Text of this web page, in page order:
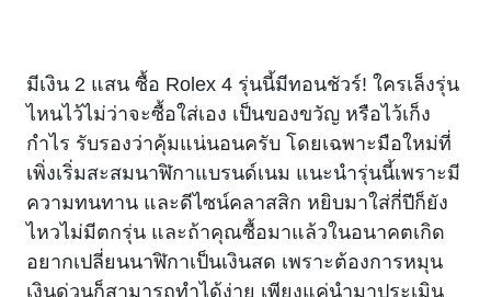
มีเงิน 2 แสน ซื้อ Rolex 4 รุ่นนี้มีทอนชัวร์! ใครเล็งรุ่น
ไหนไว้ไม่ว่าจะซื้อใส่เอง เป็นของขวัญ หรือไว้เก็ง
กำไร รับรองว่าคุ้มแน่นอนครับ โดยเฉพาะมือใหม่ที่
เพิ่งเริ่มสะสมนาฬิกาแบรนด์เนม แนะนำรุ่นนี้เพราะมี
ความทนทาน และดีไซน์คลาสสิก หยิบมาใส่กี่ปีก็ยัง
ไหวไม่มีตกรุ่น และถ้าคุณซื้อมาแล้วในอนาคตเกิด
อยากเปลี่ยนนาฬิกาเป็นเงินสด เพราะต้องการหมุน
เงินด่วนก็สามารถทำได้ง่าย เพียงแค่นำมาประเมิน